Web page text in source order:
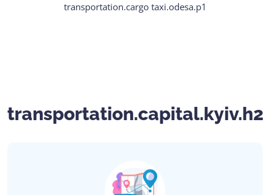
transportation.cargo taxi.odesa.p1
transportation.capital.kyiv.h2